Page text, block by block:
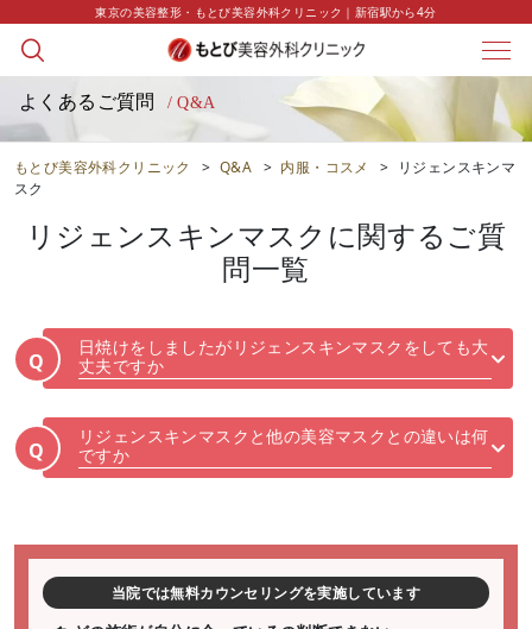
東京の美容整形・もとび美容外科クリニック｜新宿駅から4分
よくあるご質問 / Q&A
もとび美容外科クリニック > Q&A > 内服・コスメ > リジェンスキンマ
スク
リジェンスキンマスク に関するご質
問一覧
Q
日焼けをしましたがリジェンスキンマスクをしても大
丈夫ですか
Q
リジェンスキンマスクと他の美容マスクとの違いは何
ですか
当院では無料カウンセリングを実施しています